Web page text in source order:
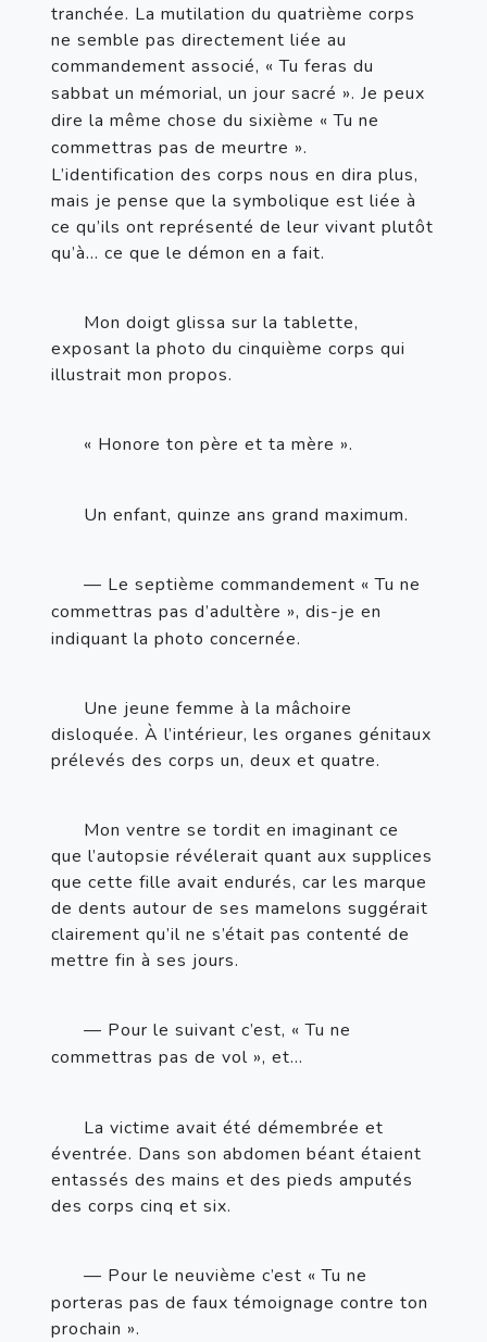
tranchée. La mutilation du quatrième corps
ne semble pas directement liée au
commandement associé, « Tu feras du
sabbat un mémorial, un jour sacré ». Je peux
dire la même chose du sixième « Tu ne
commettras pas de meurtre ».
L’identification des corps nous en dira plus,
mais je pense que la symbolique est liée à
ce qu’ils ont représenté de leur vivant plutôt
qu’à… ce que le démon en a fait.
Mon doigt glissa sur la tablette,
exposant la photo du cinquième corps qui
illustrait mon propos.
« Honore ton père et ta mère ».
Un enfant, quinze ans grand maximum.
— Le septième commandement « Tu ne
commettras pas d’adultère », dis-je en
indiquant la photo concernée.
Une jeune femme à la mâchoire
disloquée. À l’intérieur, les organes génitaux
prélevés des corps un, deux et quatre.
Mon ventre se tordit en imaginant ce
que l’autopsie révélerait quant aux supplices
que cette fille avait endurés, car les marque
de dents autour de ses mamelons suggérait
clairement qu’il ne s’était pas contenté de
mettre fin à ses jours.
— Pour le suivant c’est, « Tu ne
commettras pas de vol », et…
La victime avait été démembrée et
éventrée. Dans son abdomen béant étaient
entassés des mains et des pieds amputés
des corps cinq et six.
— Pour le neuvième c’est « Tu ne
porteras pas de faux témoignage contre ton
prochain ».